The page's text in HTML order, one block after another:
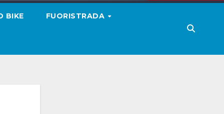
BIKE FUORISTRADA